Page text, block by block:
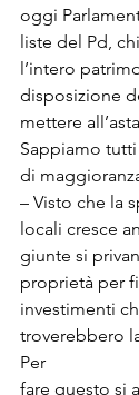
oggi
liste del Pd,
l’intero
disposizione
mettere
Sappiamo
di
– Visto che la
locali cresce
giunte si
proprietà per
investimenti
troverebbero
Per
fare questo si